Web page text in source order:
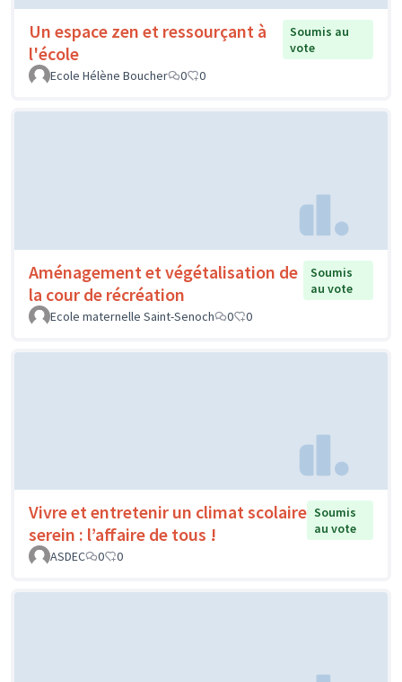
Un espace zen et ressourçant à
l'école
Soumis au
vote
Ecole Hélène Boucher
0 0
Aménagement et végétalisation de
la cour de récréation
Soumis
au vote
Ecole maternelle Saint-Senoch
0 0
Vivre et entretenir un climat scolaire
serein : l’affaire de tous !
Soumis
au vote
ASDEC
0 0